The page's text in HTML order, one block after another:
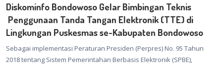
Diskominfo Bondowoso Gelar Bimbingan Teknis
Penggunaan Tanda Tangan Elektronik (TTE) di
Lingkungan Puskesmas se-Kabupaten Bondowoso
Sebagai implementasi Peraturan Presiden (Perpres) No. 95 Tahun
2018 tentang Sistem Pemerintahan Berbasis Elektronik (SPBE),